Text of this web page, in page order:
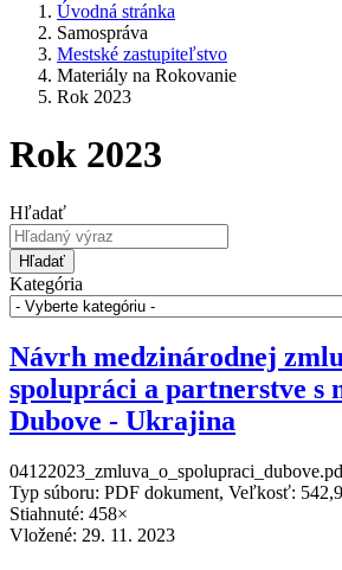
Úvodná stránka
Samospráva
Mestské zastupiteľstvo
Materiály na Rokovanie
Rok 2023
Rok 2023
Hľadať
Hľadať
Kategória
Návrh medzinárodnej
spolupráci a partnerstve s
Dubove - Ukrajina
Typ súboru: PDF dokument, Veľkosť:
Stiahnuté: 458×
Vložené: 29. 11. 2023